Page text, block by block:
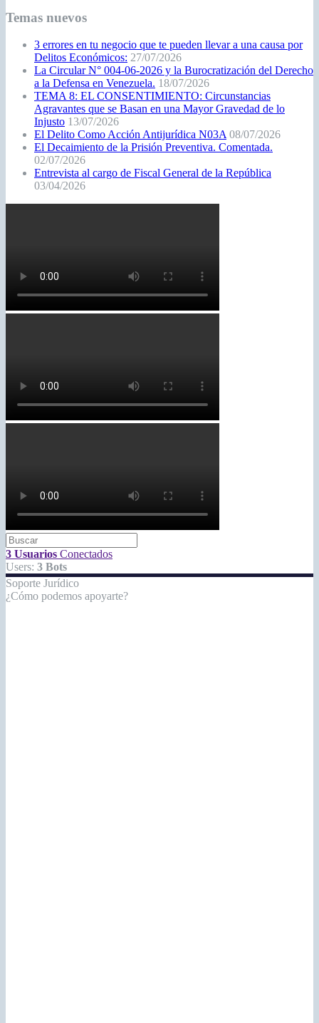
Temas nuevos
3 errores en tu negocio que te pueden llevar a una causa por
Delitos Económicos: 27/07/2026
La Circular N° 004-06-2026 y la Burocratización del Derecho
a la Defensa en Venezuela. 18/07/2026
TEMA 8: EL CONSENTIMIENTO: Circunstancias
Agravantes que se Basan en una Mayor Gravedad de lo
Injusto 13/07/2026
El Delito Como Acción Antijurídica N03A 08/07/2026
El Decaimiento de la Prisión Preventiva. Comentada.
02/07/2026
Entrevista al cargo de Fiscal General de la República
03/04/2026
3 Usuarios Conectados
Users: 3 Bots
Soporte Jurídico
¿Cómo podemos apoyarte?